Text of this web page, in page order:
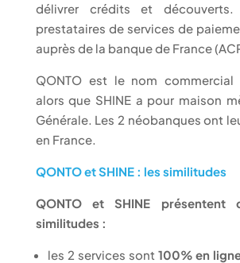
délivrer crédits et
prestataires de services de
auprès de la banque de France
QONTO est le nom commercial
alors que SHINE a pour maison
Générale. Les 2 néobanques ont
en France.
QONTO et SHINE : les similitudes
QONTO et SHINE présentent
similitudes :
les 2 services sont 100% en